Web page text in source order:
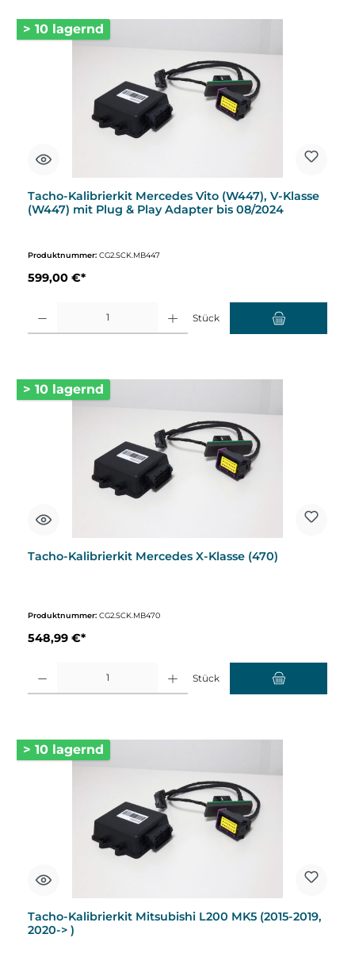
> 10 lagernd
Tacho-Kalibrierkit Mercedes Vito (W447), V-Klasse
(W447) mit Plug & Play Adapter bis 08/2024
Produktnummer: CG2.SCK.MB447
599,00 €*
Stück
> 10 lagernd
Tacho-Kalibrierkit Mercedes X-Klasse (470)
Produktnummer: CG2.SCK.MB470
548,99 €*
Stück
> 10 lagernd
Tacho-Kalibrierkit Mitsubishi L200 MK5 (2015-2019,
2020-> )